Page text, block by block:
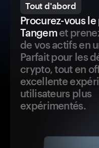
Tout d'abord
Procurez-vous
Tangemet
de vos actifs en
Parfait pour les
crypto, tout en
excellente
utilisateurs plus
expérimentés.